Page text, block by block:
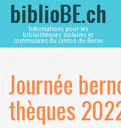
Informations pour les
bibliothèques scolaires et
communales du canton du Berne
Accueil
Articles
Journée
thèques